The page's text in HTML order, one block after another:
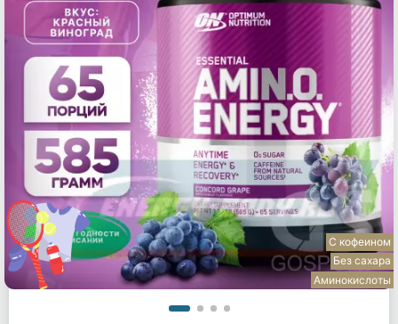
С кофеином
Без сахара
Аминокислоты